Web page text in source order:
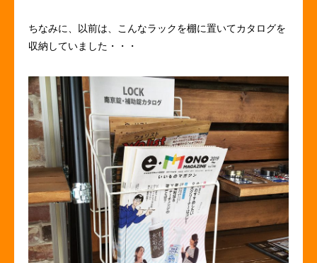
ちなみに、以前は、こんなラックを棚に置いてカタログを
収納していました・・・